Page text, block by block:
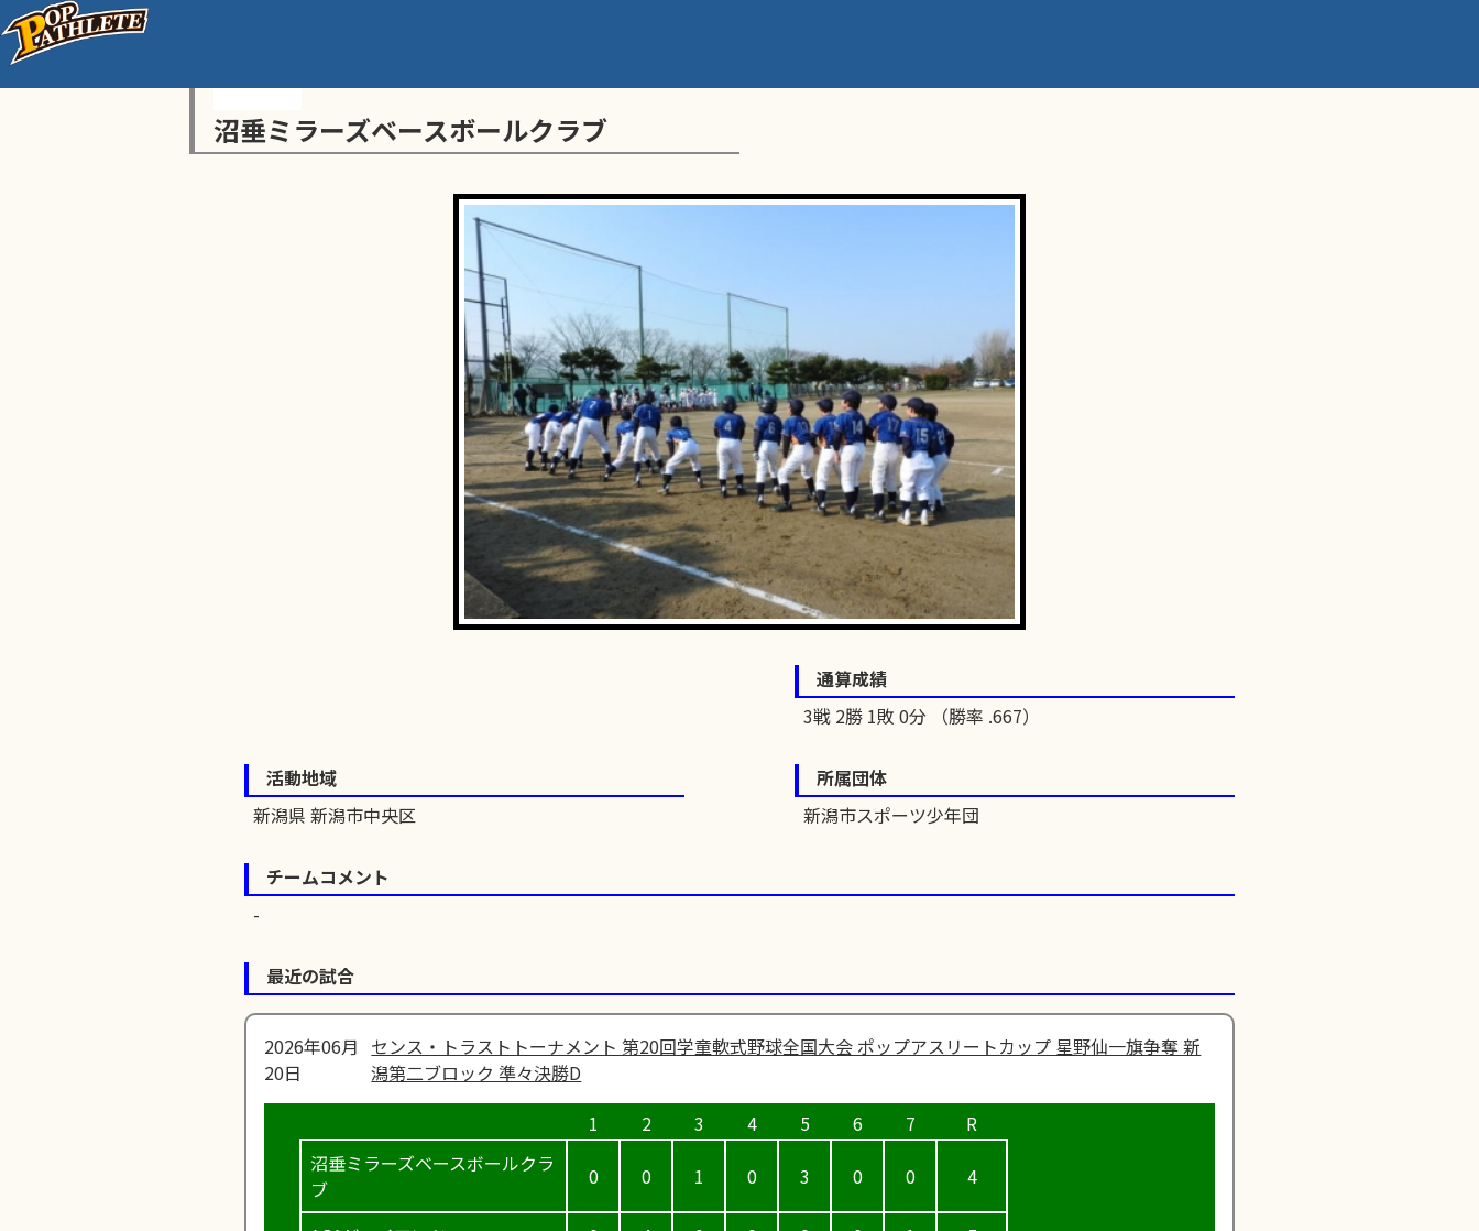
沼垂ミラーズベースボールクラブ
通算成績
3戦 2勝 1敗 0分 （勝率 .667）
活動地域
新潟県 新潟市中央区
所属団体
新潟市スポーツ少年団
チームコメント
最近の試合
2026年06月
20日
センス・トラストトーナメント 第20回学童軟式野球全国大会 ポップアスリートカップ 星野仙一旗争奪 新
潟第二ブロック 準々決勝D
沼垂ミラーズベースボールクラ
ブ
0 0 1 0 3 0 0 4